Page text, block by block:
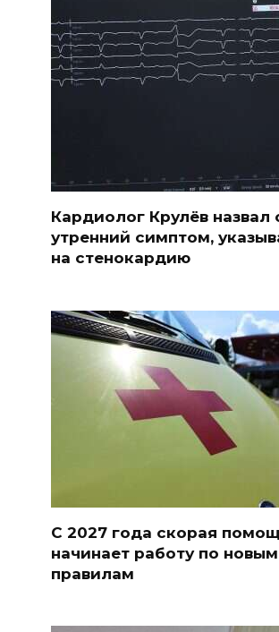
Кардиолог Крулёв назвал
утренний симптом,
на стенокардию
С 2027 года скорая
начинает работу по новым
правилам